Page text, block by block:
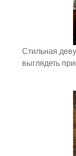
Стильная
выглядеть